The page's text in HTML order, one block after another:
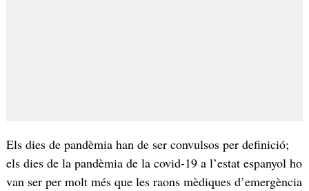
Els dies de pandèmia han de ser convulsos per definició;
els dies de la pandèmia de la covid-19 a l’estat espanyol ho
van ser per molt més que les raons mèdiques d’emergència